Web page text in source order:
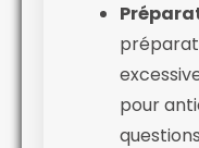
pour